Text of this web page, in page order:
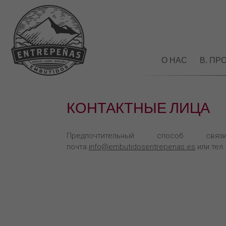
О НАС В.
КОНТАКТНЫЕ ЛИЦА
Предпочтительный способ
почта info@embutidosentrepenas.es или